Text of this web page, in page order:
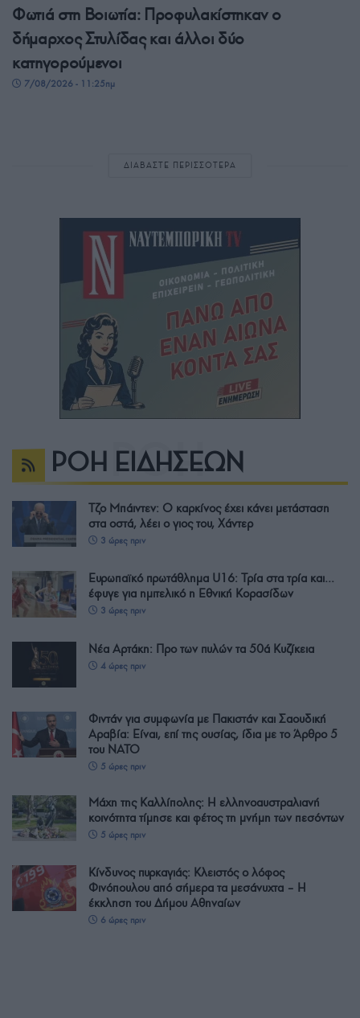
Φωτιά στη Βοιωτία: Προφυλακίστηκαν ο
δήμαρχος Στυλίδας και άλλοι δύο
κατηγορούμενοι
7/08/2026 - 11:25πμ
ΔΙΑΒΑΣΤΕ ΠΕΡΙΣΣΟΤΕΡΑ
ΡΟΗ ΕΙΔΗΣΕΩΝ
Τζο Μπάιντεν: Ο καρκίνος έχει κάνει μετάσταση
στα οστά, λέει ο γιος του, Χάντερ
3 ώρες πριν
Ευρωπαϊκό πρωτάθλημα U16: Τρία στα τρία και…
έφυγε για ημιτελικό η Εθνική Κορασίδων
3 ώρες πριν
Νέα Αρτάκη: Προ των πυλών τα 50ά Κυζίκεια
4 ώρες πριν
Φιντάν για συμφωνία με Πακιστάν και Σαουδική
Αραβία: Είναι, επί της ουσίας, ίδια με το Άρθρο 5
του ΝΑΤΟ
5 ώρες πριν
Μάχη της Καλλίπολης: Η ελληνοαυστραλιανή
κοινότητα τίμησε και φέτος τη μνήμη των πεσόντων
5 ώρες πριν
Κίνδυνος πυρκαγιάς: Κλειστός ο λόφος
Φινόπουλου από σήμερα τα μεσάνυχτα – Η
έκκληση του Δήμου Αθηναίων
6 ώρες πριν